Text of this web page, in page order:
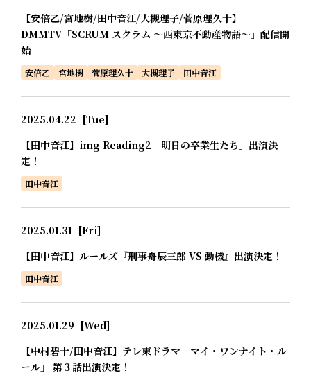
【安倍乙/宮地樹/田中音江/大槻理子/菅原理久十】
DMMTV「SCRUM スクラム ～西東京不動産物語～」配信開
始
安倍乙 宮地樹 菅原理久十 大槻理子 田中音江
2025.04.22 [Tue]
【田中音江】img Reading2「明日の卒業生たち」出演決
定！
田中音江
2025.01.31 [Fri]
【田中音江】ルールズ『刑事舟辰三郎 VS 動機』出演決定！
田中音江
2025.01.29 [Wed]
【中村碧十/田中音江】テレ東ドラマ「マイ・ワンナイト・ル
ール」 第３話出演決定！